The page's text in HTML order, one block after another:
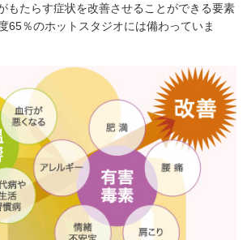
もたらす症状を改善させることができる要素
65％のホットスタジオには備わっていま